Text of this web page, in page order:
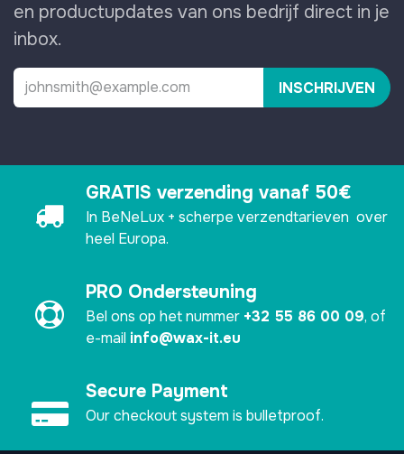
en productupdates van ons bedrijf direct in je
inbox.
INSCHRIJVEN
GRATIS verzending vanaf 50€
In BeNeLux + scherpe verzendtarieven over
heel Europa.
PRO Ondersteuning
Bel ons op het nummer +32 55 86 00 09, of
e-mail info@wax-it.eu
Secure Payment
Our checkout system is bulletproof.